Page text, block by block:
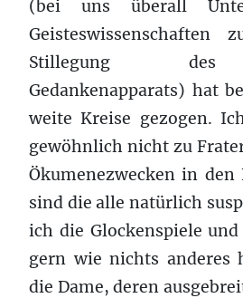
(bei uns überall
Geisteswissenschaften
Stillegung des
Gedankenapparats) hat
weite Kreise gezogen.
gewöhnlich nicht zu
Ökumenezwecken in
sind die alle natürlich
ich die Glockenspiele
gern wie nichts anderes
die Dame, deren